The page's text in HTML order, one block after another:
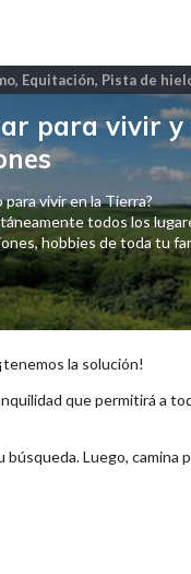
Equitación, Pista de
para vivir y
vivir en la Tierra?
todos los
hobbies de toda tu
la solución!
que permitirá a
Luego,